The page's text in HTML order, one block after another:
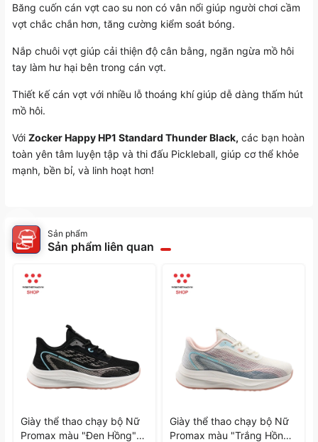
Băng cuốn cán vợt cao su non có vân nổi giúp người chơi cầm
vợt chắc chắn hơn, tăng cường kiểm soát bóng.
Nắp chuôi vợt giúp cải thiện độ cân bằng, ngăn ngừa mồ hôi
tay làm hư hại bên trong cán vợt.
Thiết kế cán vợt với nhiều lỗ thoáng khí giúp dễ dàng thấm hút
mồ hôi.
Với Zocker Happy HP1 Standard Thunder Black, các bạn hoàn
toàn yên tâm luyện tập và thi đấu Pickleball, giúp cơ thể khỏe
mạnh, bền bỉ, và linh hoạt hơn!
Sản phẩm
Sản phẩm liên quan
Giày thể thao chạy bộ Nữ
Promax màu "Đen Hồng"
Giày thể thao chạy bộ Nữ
Promax màu "Trắng Hồng"